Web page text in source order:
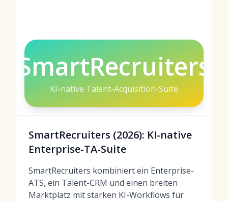
SmartRecruiters
KI-native Talent-Acquisition-Suite
SmartRecruiters (2026): KI-native
Enterprise-TA-Suite
SmartRecruiters kombiniert ein Enterprise-
ATS, ein Talent-CRM und einen breiten
Marktplatz mit starken KI-Workflows für